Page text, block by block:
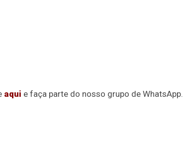
aqui e faça parte do nosso grupo de WhatsApp.